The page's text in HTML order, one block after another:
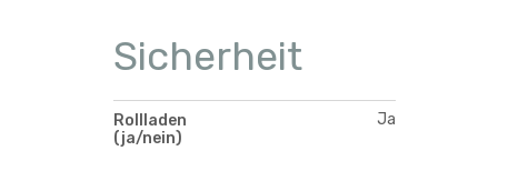
Sicherheit
Rollladen
(ja/nein)
Ja